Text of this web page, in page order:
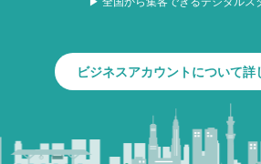
ビジネスアカウントについて詳